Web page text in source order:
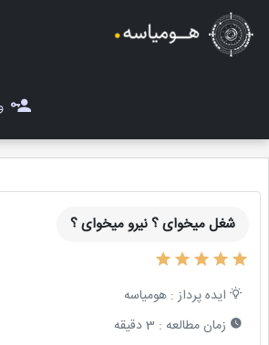
مجله هومیاسه
شغل میخوای ؟ نیرو میخوای ؟
ایده پرداز :هومیاسه
زمان مطالعه : 3 دقیقه